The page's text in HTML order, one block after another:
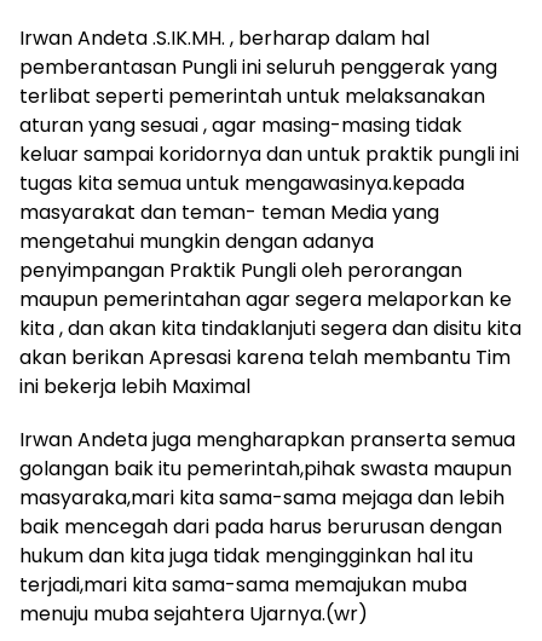
Irwan Andeta .S.IK.MH. , berharap dalam hal
pemberantasan Pungli ini seluruh penggerak yang
terlibat seperti pemerintah untuk melaksanakan
aturan yang sesuai , agar masing-masing tidak
keluar sampai koridornya dan untuk praktik pungli ini
tugas kita semua untuk mengawasinya.kepada
masyarakat dan teman- teman Media yang
mengetahui mungkin dengan adanya
penyimpangan Praktik Pungli oleh perorangan
maupun pemerintahan agar segera melaporkan ke
kita , dan akan kita tindaklanjuti segera dan disitu kita
akan berikan Apresasi karena telah membantu Tim
ini bekerja lebih Maximal
Irwan Andeta juga mengharapkan pranserta semua
golangan baik itu pemerintah,pihak swasta maupun
masyaraka,mari kita sama-sama mejaga dan lebih
baik mencegah dari pada harus berurusan dengan
hukum dan kita juga tidak mengingginkan hal itu
terjadi,mari kita sama-sama memajukan muba
menuju muba sejahtera Ujarnya.(wr)